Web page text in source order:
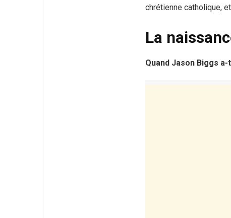
chrétienne catholique,
La
Quand Jason Biggs